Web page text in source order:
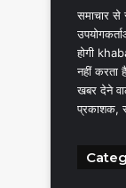
समाचार से
होगी
नहीं करता
खबर देने
प्रकाशक,